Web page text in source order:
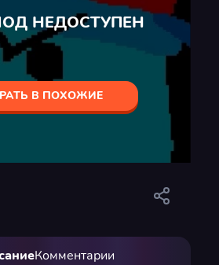
НЕДОСТУПЕН
В ПОХОЖИЕ
Комментарии